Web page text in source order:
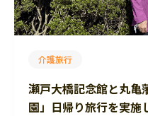
介護旅行
瀬戸大橋記念館と丸亀
園」日帰り旅行を実施